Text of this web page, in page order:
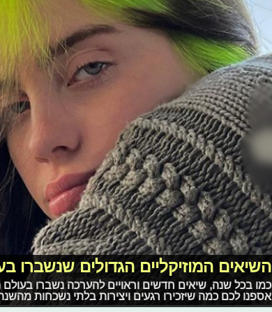
השיאים המוזיקליים הגדולים שנשברו
אספנו לכם כמה שיזכירו רגעים ויצירות בלתי נשכחות
רכילות בקטנה: לנואה סנטינאו יש
השבוע ב"רכילות בקטנה": סגירת המעגל של נועה קירל,